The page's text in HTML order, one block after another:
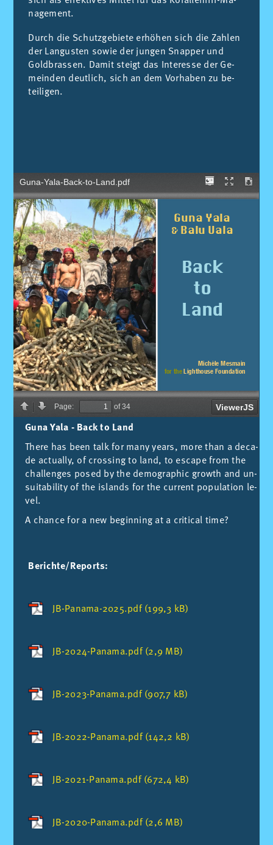
nage­ment.
Durch die Schutz­ge­bie­te er­hö­hen sich die Zah­len
der Lan­gus­ten so­wie der jun­gen Snap­per und
Gold­bras­sen. Da­mit steigt das In­ter­es­se der Ge­
mein­den deut­lich, sich an dem Vor­ha­ben zu be­
tei­li­gen.
Guna Yala - Back to Land
The­re has been talk for many ye­ars, more than a de­ca­
de ac­tual­ly, of cros­sing to land, to es­cape from the
chal­len­ges po­sed by the de­mo­gra­phic growth and un­
sui­ta­bi­li­ty of the is­lands for the cur­rent po­pu­la­ti­on le­
vel.
A chan­ce for a new be­gin­ning at a cri­ti­cal time?
Berichte/Reports:
JB-Panama-2025.pdf (199,3 kB)
JB-2024-Panama.pdf (2,9 MB)
JB-2023-Panama.pdf (907,7 kB)
JB-2022-Panama.pdf (142,2 kB)
JB-2021-Panama.pdf (672,4 kB)
JB-2020-Panama.pdf (2,6 MB)